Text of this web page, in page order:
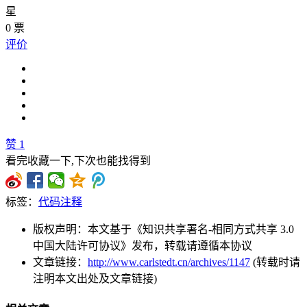
星
0 票
评价
赞 1
看完收藏一下,下次也能找得到
标签： 代码注释
版权声明：本文基于《知识共享署名-相同方式共享 3.0
中国大陆许可协议》发布，转载请遵循本协议
文章链接： http://www.carlstedt.cn/archives/1147 (转载时请
注明本文出处及文章链接)